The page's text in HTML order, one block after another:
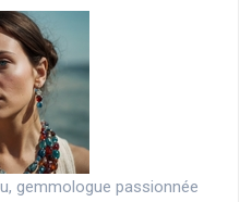
gemmologue passionnée